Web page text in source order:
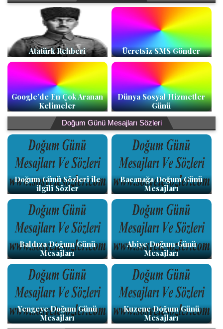
Atatürk Rehberi Ücretsiz SMS Gönder
Google’de En Çok Aranan
Kelimeler
Dünya Sosyal Hizmetler
Günü
Doğum Günü Mesajları Sözleri
Doğum Günü Sözleri ile
ilgili Sözler
Bacanağa Doğum Günü
Mesajları
Baldıza Doğum Günü
Mesajları
Abiye Doğum Günü
Mesajları
Yengeye Doğum Günü
Mesajları
Kuzene Doğum Günü
Mesajları